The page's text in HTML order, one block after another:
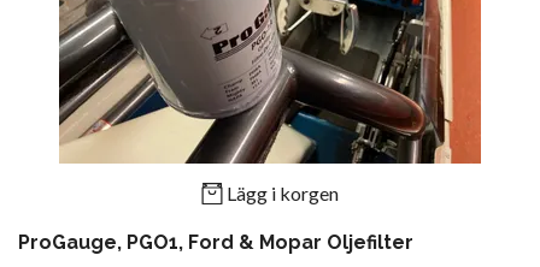
Lägg i korgen
ProGauge, PGO1, Ford & Mopar Oljefilter